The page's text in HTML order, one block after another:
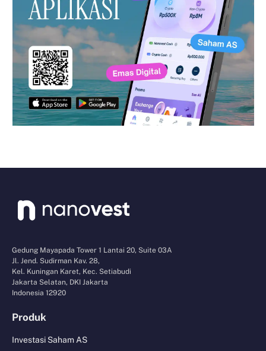
Gedung Mayapada Tower 1 Lantai 20, Suite 03A
Jl. Jend. Sudirman Kav. 28,
Kel. Kuningan Karet, Kec. Setiabudi
Jakarta Selatan, DKI Jakarta
Indonesia 12920
Produk
Investasi Saham AS